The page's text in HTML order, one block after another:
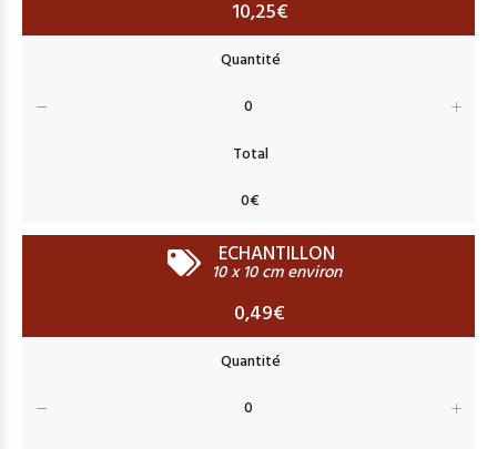
10,25€
ECHANTILLON
10 x 10 cm environ
0,49€